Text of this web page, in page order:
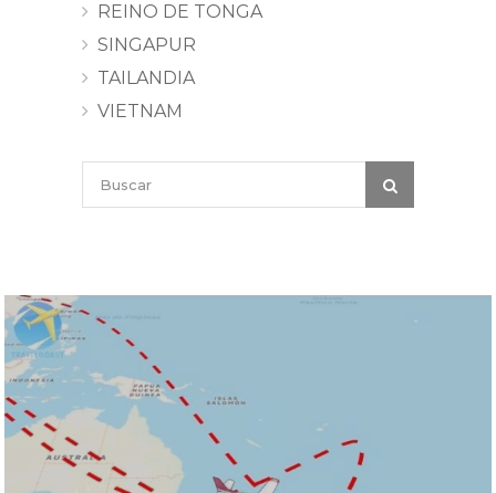
REINO DE TONGA
SINGAPUR
TAILANDIA
VIETNAM